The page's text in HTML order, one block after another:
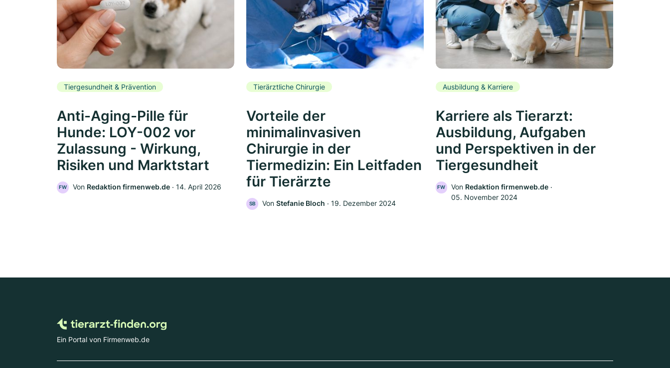
Tiergesundheit & Prävention
Anti-Aging-Pille für
Hunde: LOY-002 vor
Zulassung - Wirkung,
Risiken und Marktstart
FW Von Redaktion firmenweb.de ‧ 14. April 2026
Tierärztliche Chirurgie
Vorteile der
minimalinvasiven
Chirurgie in der
Tiermedizin: Ein Leitfaden
für Tierärzte
SB Von Stefanie Bloch ‧ 19. Dezember 2024
Ausbildung & Karriere
Karriere als Tierarzt:
Ausbildung, Aufgaben
und Perspektiven in der
Tiergesundheit
FW Von Redaktion firmenweb.de‧
05. November 2024
Ein Portal von Firmenweb.de